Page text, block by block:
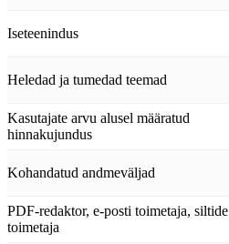
Iseteenindus
Heledad ja tumedad teemad
Kasutajate arvu alusel määratud
hinnakujundus
Kohandatud andmeväljad
PDF-redaktor, e-posti toimetaja, siltide
toimetaja